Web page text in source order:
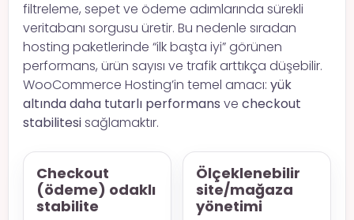
filtreleme, sepet ve ödeme adımlarında sürekli
veritabanı sorgusu üretir. Bu nedenle sıradan
hosting paketlerinde “ilk başta iyi” görünen
performans, ürün sayısı ve trafik arttıkça düşebilir.
WooCommerce Hosting’in temel amacı: yük
altında daha tutarlı performans ve checkout
stabilitesisağlamaktır.
Checkout
(ödeme) odaklı
stabilite
Ölçeklenebilir
site/mağaza
yönetimi